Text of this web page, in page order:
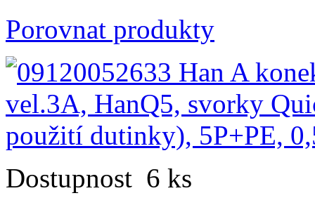
Porovnat produkty
Dostupnost 6 ks